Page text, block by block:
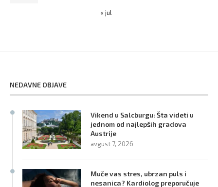
« jul
NEDAVNE OBJAVE
Vikend u Salcburgu: Šta videti u
jednom od najlepših gradova
Austrije
avgust 7, 2026
Muče vas stres, ubrzan puls i
nesanica? Kardiolog preporučuje